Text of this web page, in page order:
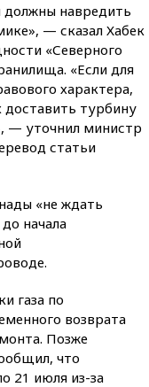
должны навредить
— сказал Хабек
«Северного
«Если для
характера,
доставить турбину
— уточнил министр
статьи
«не ждать
начала
газа по
возврата
Позже
что
21 июля из-за